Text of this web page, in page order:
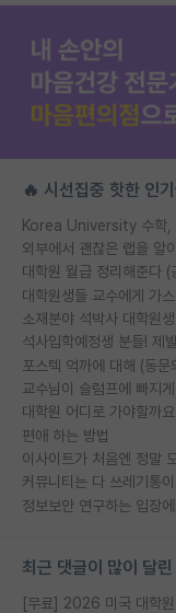
🔥 시선집중 핫한 인
외부에서 괜찮은 랩을 알
대학원 월급 정리해준다 (
소재분야 석박사 대학원
교수님이 슬럼프에 빠지
대학원 어디로 가야할까
편애 하는 방법
이사이트가 처음엔 정말
커뮤니티는 다 쓰레기통이
최근 댓글이 많이 달린